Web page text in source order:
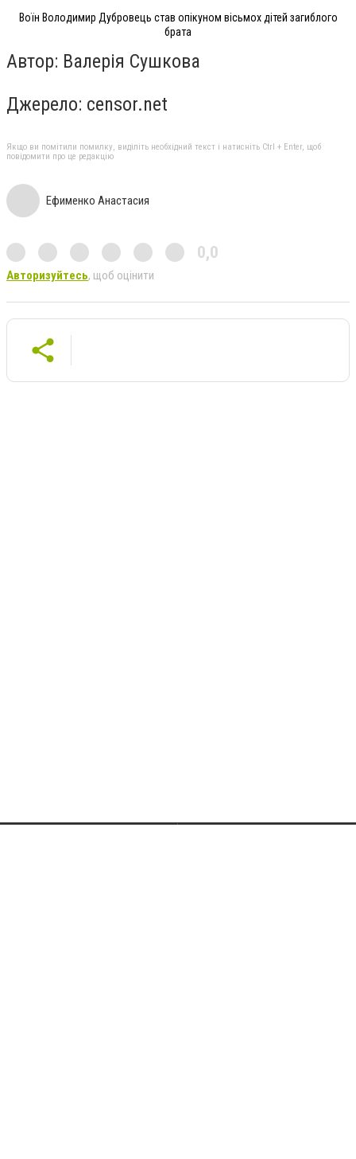
Воїн Володимир Дубровець став опікуном вісьмох дітей загиблого
брата
Автор: Валерiя Сушкова
Джерело: censor.net
Якщо ви помітили помилку, виділіть необхідний текст і натисніть Ctrl + Enter, щоб
повідомити про це редакцію
Ефименко Анастасия
0,0
Авторизуйтесь, щоб оцінити